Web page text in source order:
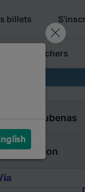
billets
Billets pas chers